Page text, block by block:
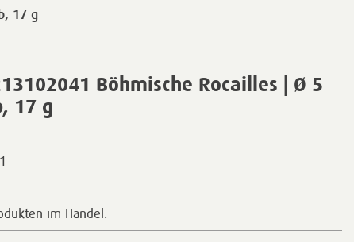
Böhmische Rocailles | Ø 5
17 g
17 g
im Handel: